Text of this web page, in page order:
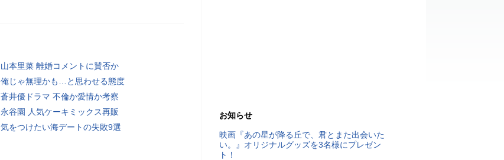
山本里菜 離婚コメントに賛否か
俺じゃ無理かも…と思わせる態度
蒼井優ドラマ 不倫か愛情か考察
永谷園 人気ケーキミックス再販
気をつけたい海デートの失敗9選
お知らせ
映画『あの星が降る丘で、君とまた出会いた
い。』オリジナルグッズを3名様にプレゼン
ト！